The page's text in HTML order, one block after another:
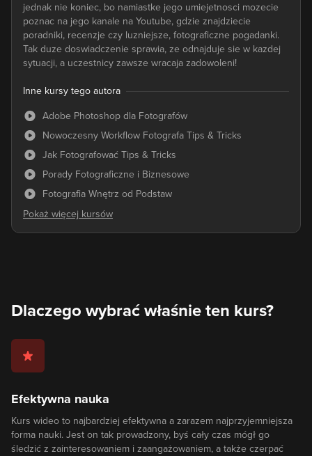
jednak nie koniec, bo namiastke jego umiejetnosci mozecie
poznac na jego kanale na Youtube, gdzie znajdziecie
poradniki, recenzje czy luzniejsze, fotograficzne pogadanki.
Tak duze doswiadczenie sprawia, ze odnajduje sie w kazdej
sytuacji, a uczestnicy zawsze wracaja zadowoleni!
Inne kursy tego autora
Adobe Photoshop dla Fotografów
Nowoczesny Workflow Fotografa Tips & Tricks
Jak Fotografować Tips & Tricks
Porady Fotograficzne i Biznesowe
Fotografia Wnętrz od Podstaw
Dlaczego wybrać właśnie ten kurs?
Efektywna nauka
Kurs wideo to najbardziej efektywna a zarazem najprzyjemniejsza
forma nauki. Jest on tak prowadzony, byś cały czas mógł go
śledzić z zainteresowaniem i zaangażowaniem, a także czerpać